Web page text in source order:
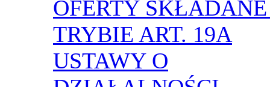
OFERTY
TRYBIE ART. 19A
USTAWY O